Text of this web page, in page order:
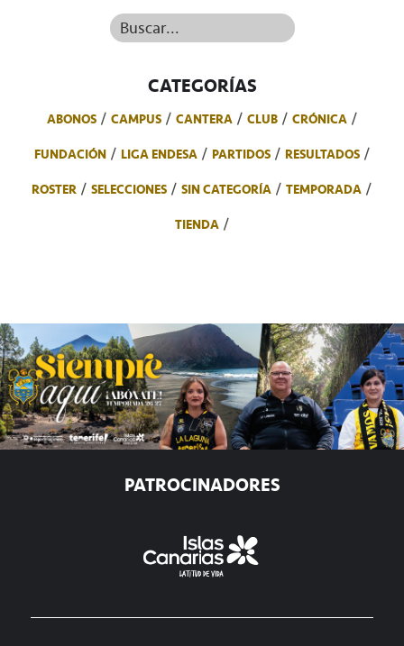
Buscar...
CATEGORÍAS
ABONOS CAMPUS CANTERA CLUB
CRÓNICA
FUNDACIÓN
LIGA ENDESA PARTIDOS
RESULTADOS
ROSTER
SELECCIONES SIN CATEGORÍA
TEMPORADA
TIENDA
PATROCINADORES